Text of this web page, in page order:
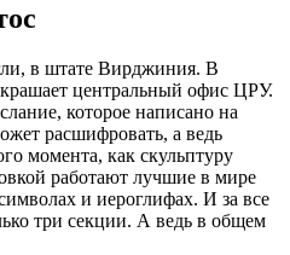
в штате Вирджиния. В
центральный офис ЦРУ.
которое написано на
расшифровать, а ведь
момента, как скульптуру
работают лучшие в мире
и иероглифах. И за все
три секции. А ведь в общем